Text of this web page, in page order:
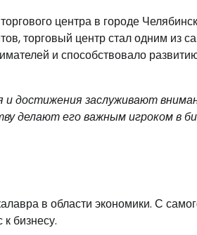
центра в городе
торговый центр стал одним из
и способствовало
достижения заслуживают
делают его важным игроком в
в области экономики. С
бизнесу.